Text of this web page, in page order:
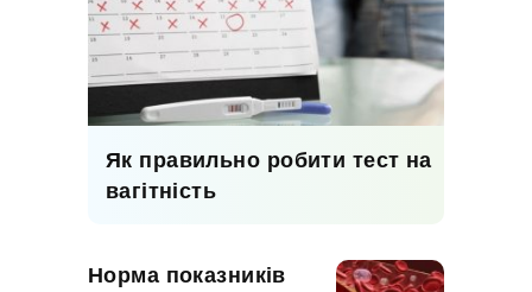
Як правильно робити тест на
вагітність
Норма показників